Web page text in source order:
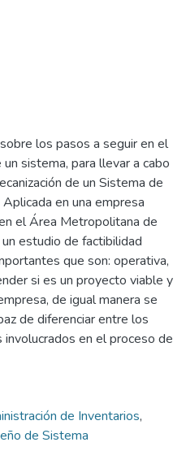
los pasos a seguir en el
sistema, para llevar a cabo
de un Sistema de
en una empresa
el Área Metropolitana de
estudio de factibilidad
que son: operativa,
si es un proyecto viable y
de igual manera se
de diferenciar entre los
en el proceso de
de Inventarios,
de Sistema